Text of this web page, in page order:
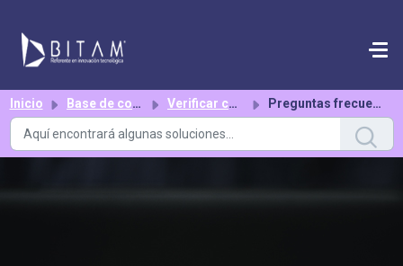
Inicio Base de conocimientos Verificar cumplimiento de obligaciones Preguntas frecuentes